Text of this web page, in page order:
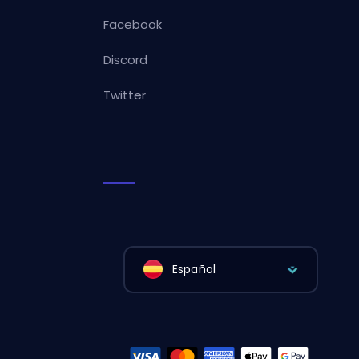
Facebook
Discord
Twitter
Español